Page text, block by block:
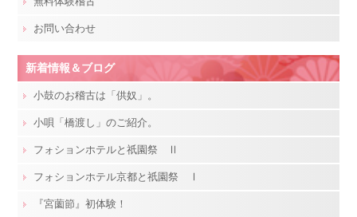
お問い合わせ
新着情報＆ブログ
小鼓のお稽古は「供奴」。
小唄「橋渡し」のご紹介。
フォションホテルと祇園祭 Ⅱ
フォションホテル京都と祇園祭 Ⅰ
『宮薗節』初体験！